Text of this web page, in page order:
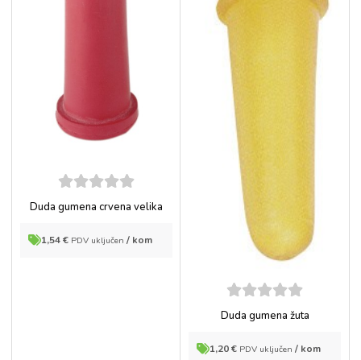
5
Duda gumena crvena velika
1,54€ PDV uključen / kom
5
out of
5
Duda gumena žuta
1,20€ PDV uključen / kom